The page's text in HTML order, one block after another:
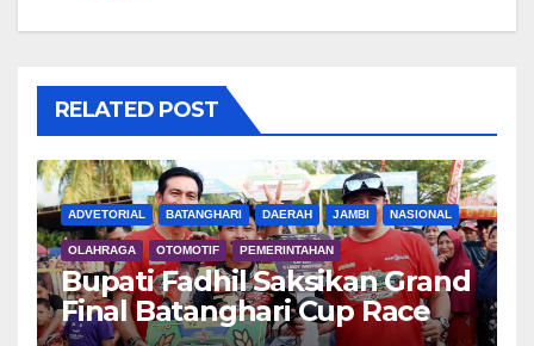
RELATED POST
ADVETORIAL BATANGHARI DAERAH JAMBI NASIONAL
OLAHRAGA OTOMOTIF PEMERINTAHAN
Bupati Fadhil Saksikan Grand
Final Batanghari Cup Race